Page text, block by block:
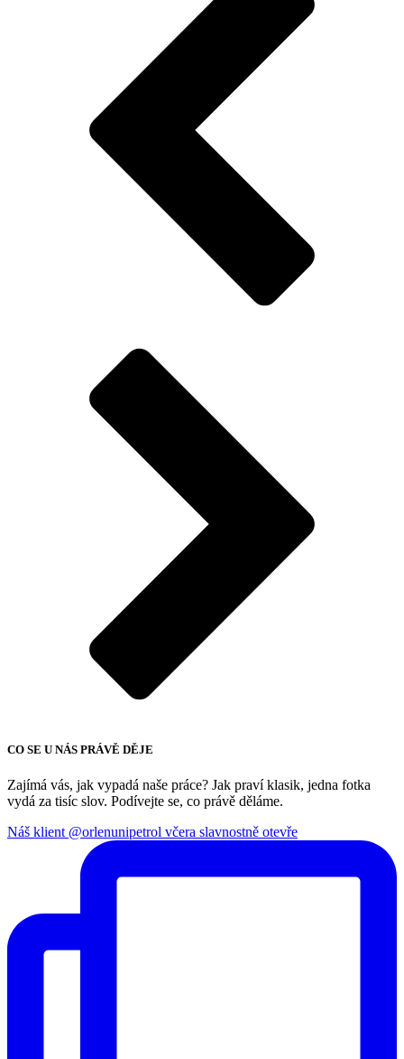
CO SE U NÁS PRÁVĚ DĚJE
Zajímá vás, jak vypadá naše práce? Jak praví klasik, jedna fotka
vydá za tisíc slov. Podívejte se, co právě děláme.
Náš klient @orlenunipetrol včera slavnostně otevře